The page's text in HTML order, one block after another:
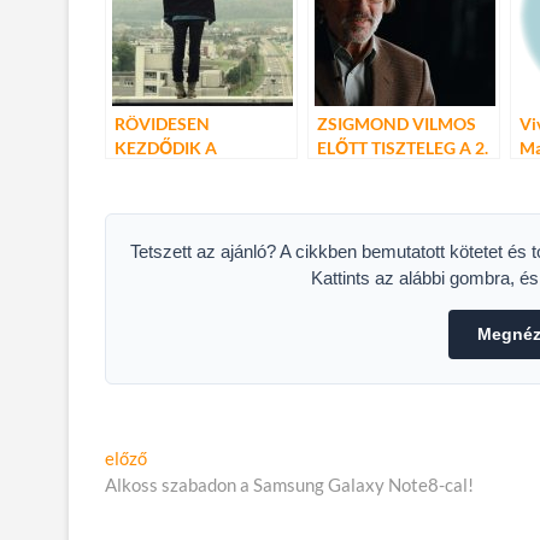
RÖVIDESEN
KEZDŐDIK A
ZSIGMOND VILMOS
ELŐTT TISZTELEG A 2.
Tetszett az ajánló? A cikkben bemutatott kötetet és
Kattints az alábbi gombra,
Bejegyzés
navigáció
előzőElőző
cikk:
Alkoss szabadon a Samsung Galaxy Note8-cal!